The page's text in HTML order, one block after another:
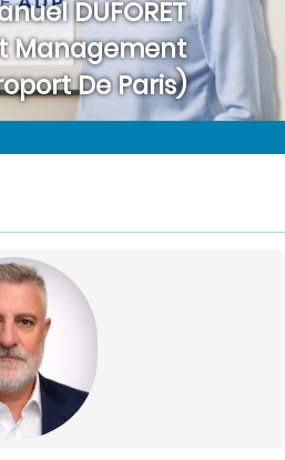
DUFORET
Management
De Paris)